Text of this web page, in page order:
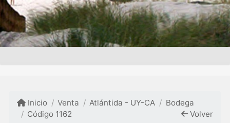
Inicio Venta Atlántida - UY-CA
Bodega
Código 1162
Volver